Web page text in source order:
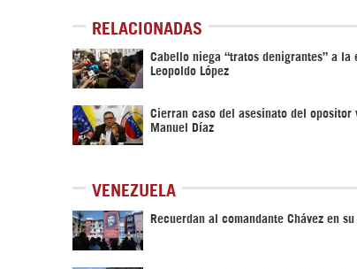
RELACIONADAS
Cabello niega “tratos denigrantes” a la
Leopoldo López
Cierran caso del asesinato del opositor
Manuel Díaz
VENEZUELA
Recuerdan al comandante Chávez en